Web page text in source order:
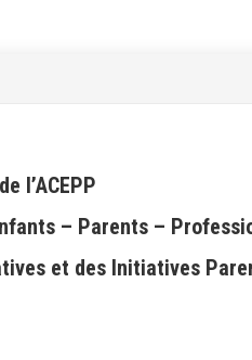
l’ACEPP
– Parents –
et des Initiatives